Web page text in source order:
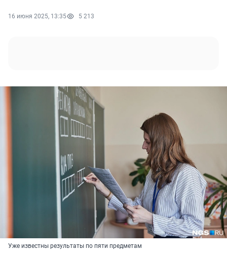
16 июня 2025, 13:35 5 213
Уже известны результаты по пяти предметам